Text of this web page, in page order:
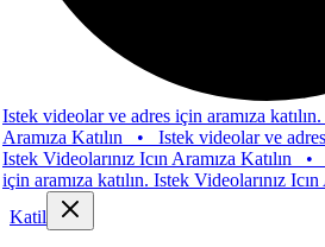
ve adres için aramıza katılın.
Katılın•Istek videolar ve adres için
Icın Aramıza Katılın•
katılın. Istek Videolarınız Icın
Katil